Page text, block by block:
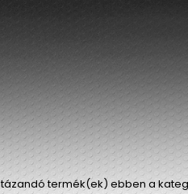
termék(ek) ebben a